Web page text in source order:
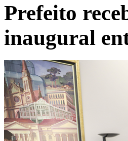
Prefeito
inaugural